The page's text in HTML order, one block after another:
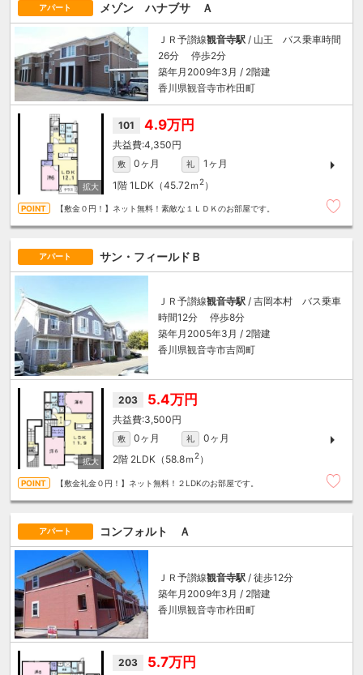
アパート メゾン ハナブサ Ａ
ＪＲ予讃線観音寺駅 / 山王 バス乗車時間
26分 停歩2分
築年月2009年3月 / 2階建
香川県観音寺市柞田町
101 4.9万円
4,350円
敷 0ヶ月 礼
1ヶ月
1階 1LDK（45.72ｍ 2）
【敷金０円！】ネット無料！素敵な１ＬＤＫのお部屋です。
アパート サン・フィールドＢ
ＪＲ予讃線観音寺駅 / 吉岡本村 バス乗車
時間12分 停歩8分
築年月2005年3月 / 2階建
香川県観音寺市吉岡町
203 5.4万円
3,500円
敷 0ヶ月 礼
0ヶ月
2階 2LDK（58.8ｍ 2）
【敷金礼金０円！】ネット無料！２LDKのお部屋です。
アパート コンフォルト Ａ
ＪＲ予讃線観音寺駅 / 徒歩12分
築年月2009年3月 / 2階建
香川県観音寺市柞田町
203 5.7万円